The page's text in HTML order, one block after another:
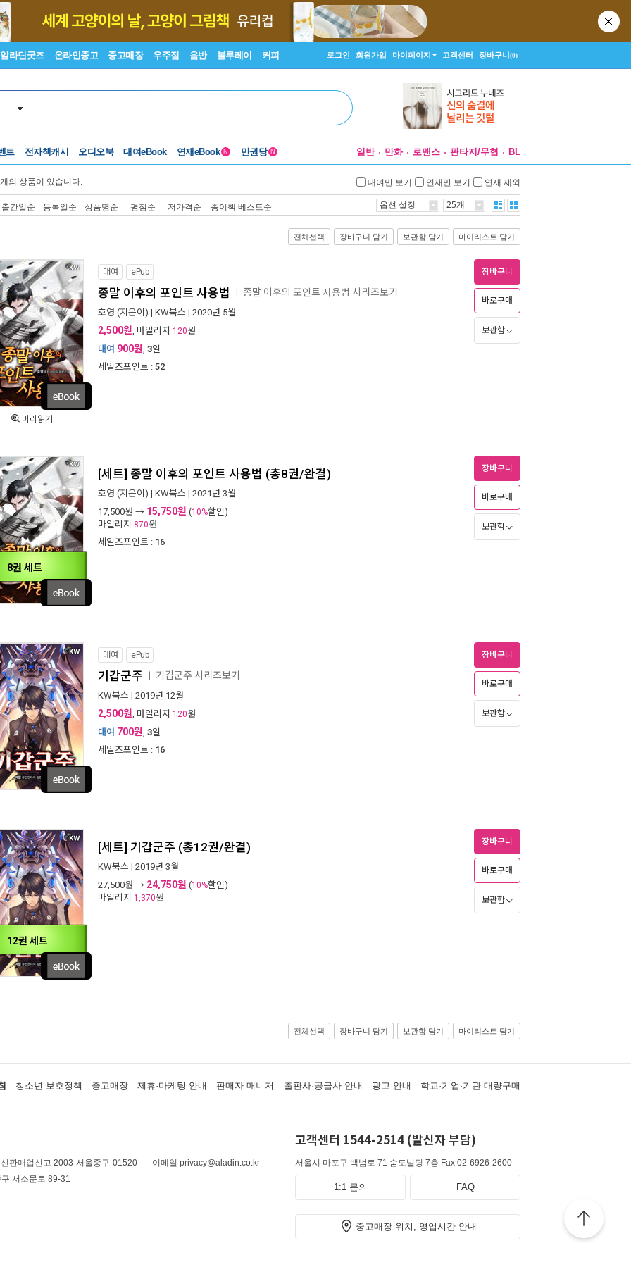
알라딘굿즈 온라인중고 중고매장 우주점 음반 블루레이 커피 로그인 회원가입 마이페이지 고객센터 장바구니(0)
트 전자책캐시 오디오북 대여eBook 연재eBook N 만권당 N 일반 만화 로맨스 판타지/무협 BL
개의 상품이 있습니다. 대여만 보기 연재만 보기 연재 제외
출간일순 등록일순 상품명순 평점순 저가격순 종이책 베스트순 옵션 설정 25개
전체선택 장바구니 담기 보관함 담기 마이리스트 담기
미리읽기
대여 ePub
종말 이후의 포인트 사용법 종말 이후의 포인트 사용법 시리즈보기
호영 (지은이) | KW북스 | 2020년 5월
2,500원, 마일리지 120원
대여 900원, 3일
세일즈포인트 : 52
장바구니
바로구매
보관함
8권 세트
[세트] 종말 이후의 포인트 사용법 (총8권/완결)
호영 (지은이) | KW북스 | 2021년 3월
17,500원 → 15,750원 (10%할인)
마일리지 870원
세일즈포인트 : 16
장바구니
바로구매
보관함
대여 ePub
기갑군주 기갑군주 시리즈보기
KW북스 | 2019년 12월
2,500원, 마일리지 120원
대여 700원, 3일
세일즈포인트 : 16
장바구니
바로구매
보관함
12권 세트
[세트] 기갑군주 (총12권/완결)
KW북스 | 2019년 3월
27,500원 → 24,750원 (10%할인)
마일리지 1,370원
장바구니
바로구매
보관함
전체선택 장바구니 담기 보관함 담기 마이리스트 담기
청소년 보호정책 중고매장 제휴·마케팅 안내 판매자 매니저 출판사·공급사 안내 광고 안내 학교·기업·기관 대량구매
판매업신고 2003-서울중구-01520
이메일 privacy@aladin.co.kr
서소문로 89-31
고객센터 1544-2514 (발신자 부담)
서울시 마포구 백범로 71 숨도빌딩 7층 Fax 02-6926-2600
1:1 문의 FAQ
중고매장 위치, 영업시간 안내